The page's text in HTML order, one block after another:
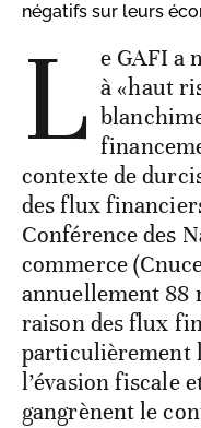
négatifs sur leurs
L e GAFI a
à «haut
contexte de
des flux
Conférence des
commerce
annuellement 88
raison des flux
particulièrement
l’évasion fiscale
gangrènent le